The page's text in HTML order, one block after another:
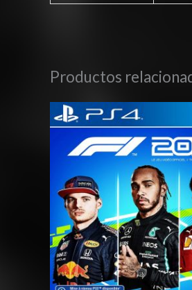
Productos
Rango
de
precios:
desde
$27.03
hasta
$42.03